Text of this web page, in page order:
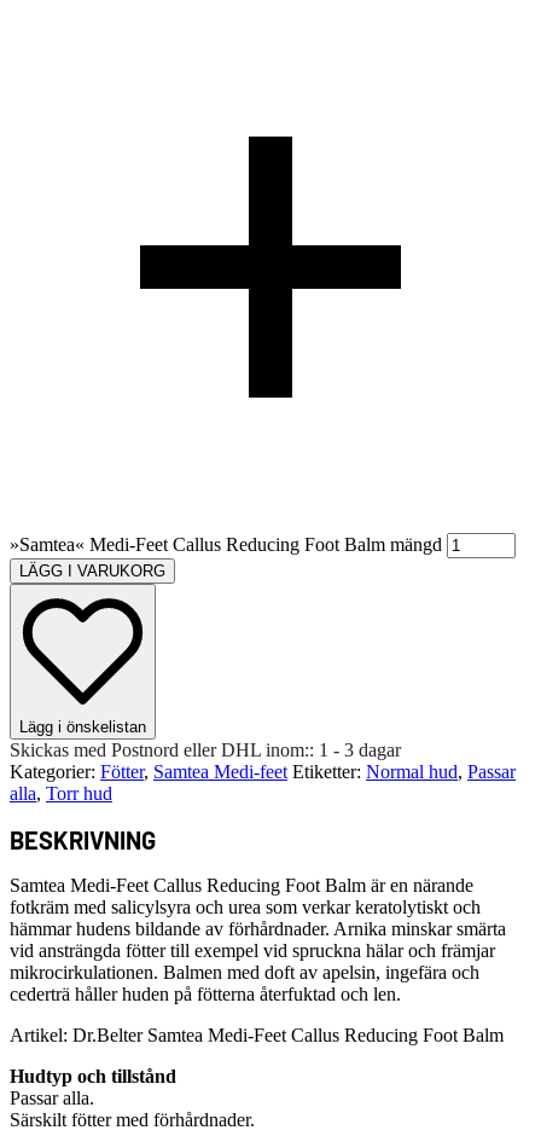
»Samtea« Medi-Feet Callus Reducing Foot Balm mängd
LÄGG I VARUKORG
Lägg i önskelistan
Skickas med Postnord eller DHL inom:: 1 - 3 dagar
Kategorier: Fötter, Samtea Medi-feet Etiketter: Normal hud, Passar
alla, Torr hud
BESKRIVNING
Samtea Medi-Feet Callus Reducing Foot Balm är en närande
fotkräm med salicylsyra och urea som verkar keratolytiskt och
hämmar hudens bildande av förhårdnader. Arnika minskar smärta
vid ansträngda fötter till exempel vid spruckna hälar och främjar
mikrocirkulationen. Balmen med doft av apelsin, ingefära och
cederträ håller huden på fötterna återfuktad och len.
Artikel: Dr.Belter Samtea Medi-Feet Callus Reducing Foot Balm
Hudtyp och tillstånd
Passar alla.
Särskilt fötter med förhårdnader.